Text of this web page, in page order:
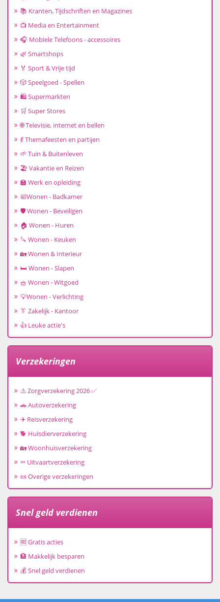
📚 Kranten, Tijdschriften en Magazines
📺 Media en Entertainment
🎧 Mobiele Telefoons - accessoires
🌿 Smartshops
🏅 Sport & Vrije tijd
🎲 Speelgoed - Spellen
🛍️ Supermarkten
🛒 Super Stores
🌐 Televisie, internet en bellen
💃 Themafeesten en partijen
🌱 Tuin & Buitenleven
🏖️ Vakantie en Reizen
🏫 Werk en opleiding
🛀Wonen - Badkamer
🛡️ Wonen - Beveiligen
🏠 Wonen - Huren
🔪 Wonen - Keuken
🏡 Wonen & Interieur
🛏️ Wonen - Slapen
🧺 Wonen - Witgoed
💡Wonen - Verlichting
👔 Zakelijk - Kantoor
👍 Leuke actie's
Verzekeringen
⚠️ Zorgverzekering 2026 ✅
🚗 Autoverzekering
✈️ Reisverzekering
🐕 Huisdierverzekering
🏡 Woonhuisverzekering
⚰️ Uitvaartverzekering
📜 Overige verzekeringen
Snel geld verdienen
🆓 Gratis acties
🏦 Makkelijk besparen
💰 Snel geld verdienen